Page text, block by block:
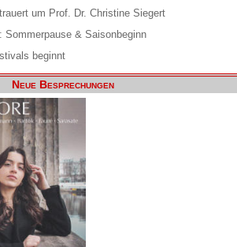
um Prof. Dr. Christine Siegert
Sommerpause & Saisonbeginn
beginnt
Neue Besprechungen